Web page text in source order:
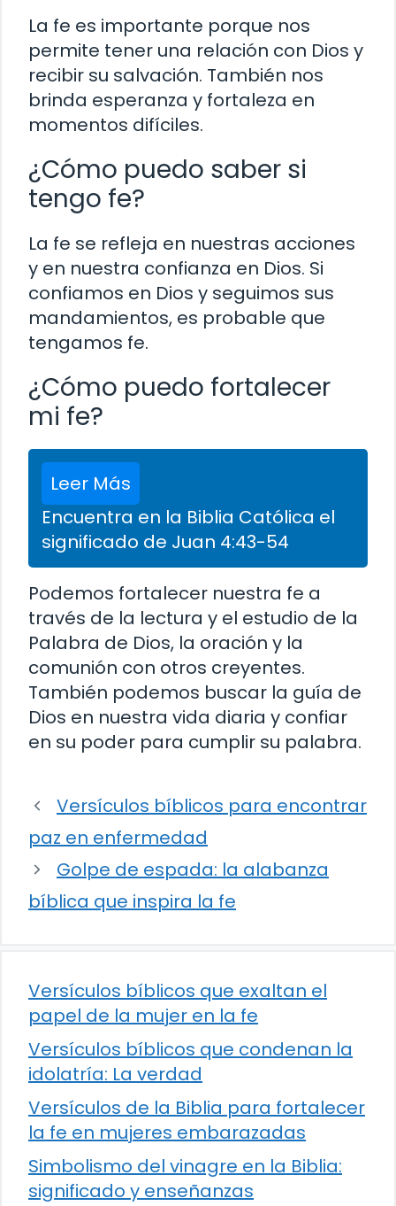
La fe es importante porque nos
permite tener una relación con Dios y
recibir su salvación. También nos
brinda esperanza y fortaleza en
momentos difíciles.
¿Cómo puedo saber si
tengo fe?
La fe se refleja en nuestras acciones
y en nuestra confianza en Dios. Si
confiamos en Dios y seguimos sus
mandamientos, es probable que
tengamos fe.
¿Cómo puedo fortalecer
mi fe?
Leer Más
Encuentra en la Biblia Católica el
significado de Juan 4:43-54
Podemos fortalecer nuestra fe a
través de la lectura y el estudio de la
Palabra de Dios, la oración y la
comunión con otros creyentes.
También podemos buscar la guía de
Dios en nuestra vida diaria y confiar
en su poder para cumplir su palabra.
Versículos bíblicos para encontrar
paz en enfermedad
Golpe de espada: la alabanza
bíblica que inspira la fe
Versículos bíblicos que exaltan el
papel de la mujer en la fe
Versículos bíblicos que condenan la
idolatría: La verdad
Versículos de la Biblia para fortalecer
la fe en mujeres embarazadas
Simbolismo del vinagre en la Biblia:
significado y enseñanzas